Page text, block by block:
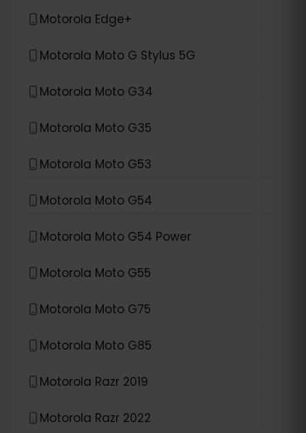
Motorola Edge+
Motorola Moto G Stylus 5G
Motorola Moto G34
Motorola Moto G35
Motorola Moto G53
Motorola Moto G54
Motorola Moto G54 Power
Motorola Moto G55
Motorola Moto G75
Motorola Moto G85
Motorola Razr 2019
Motorola Razr 2022